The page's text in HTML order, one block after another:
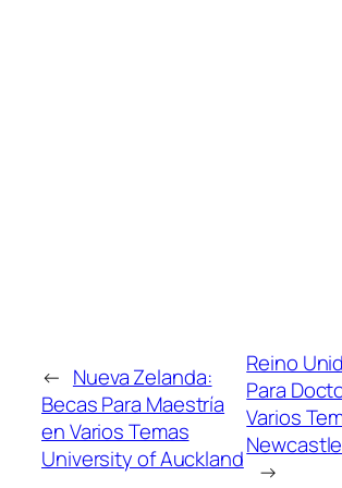
← Nueva Zelanda:
Becas Para Maestría
en Varios Temas
University of Auckland
Reino
Para
Varios
→